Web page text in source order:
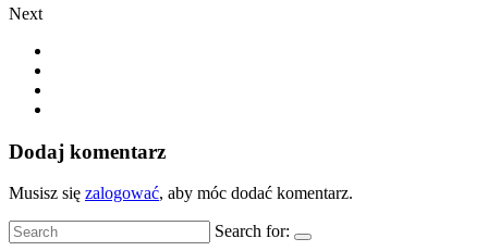
Next
Dodaj komentarz
Musisz się zalogować, aby móc dodać komentarz.
Search for: